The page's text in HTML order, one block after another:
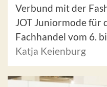
Verbund mit der
JOT Juniormode für
Fachhandel vom 6.
Katja Keienburg